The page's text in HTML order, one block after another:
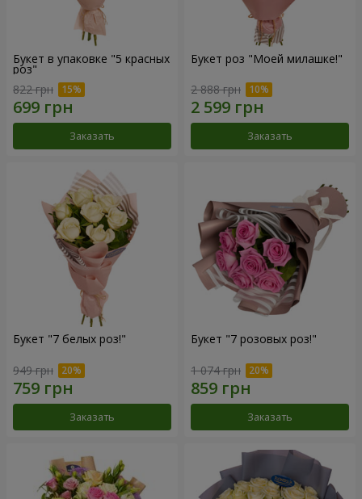
Букет в упаковке "5 красных
роз"
822 грн
Заказать
Букет роз "Моей милашке!"
2 888 грн
Заказать
Букет "7 белых роз!"
949 грн
Заказать
Букет "7 розовых роз!"
1 074 грн
Заказать